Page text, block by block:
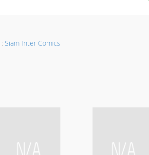
: Siam Inter Comics